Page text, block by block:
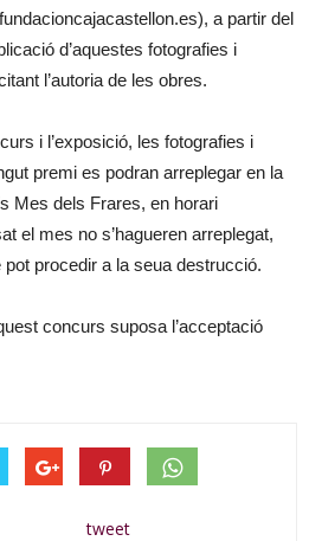
a partir del
d’aquestes fotografies i
l’autoria de les obres.
i l’exposició, les fotografies i
premi es podran arreplegar en la
Mes dels Frares, en horari
el mes no s’hagueren arreplegat,
pot procedir a la seua destrucció.
concurs suposa l’acceptació
tweet